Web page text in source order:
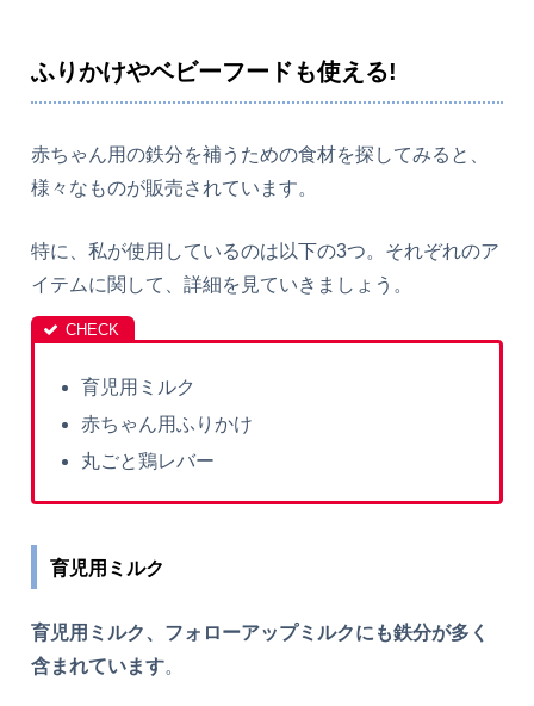
ふりかけやベビーフードも使える!
赤ちゃん用の鉄分を補うための食材を探してみると、
様々なものが販売されています。
特に、私が使用しているのは以下の3つ。それぞれのア
イテムに関して、詳細を見ていきましょう。
育児用ミルク
赤ちゃん用ふりかけ
丸ごと鶏レバー
育児用ミルク
育児用ミルク、フォローアップミルクにも鉄分が多く
含まれています。